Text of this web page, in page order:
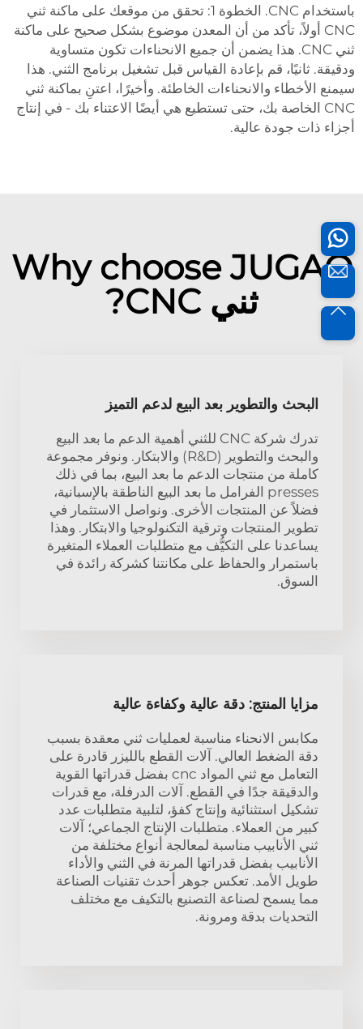
باستخدام CNC. الخطوة 1: تحقق من موقعك على ماكنة ثني
CNC أولاً، تأكد من أن المعدن موضوع بشكل صحيح على ماكنة
ثني CNC. هذا يضمن أن جميع الانحناءات تكون متساوية
ودقيقة. ثانيًا، قم بإعادة القياس قبل تشغيل برنامج الثني. هذا
سيمنع الأخطاء والانحناءات الخاطئة. وأخيرًا، اعتنِ بماكنة ثني
CNC الخاصة بك، حتى تستطيع هي أيضًا الاعتناء بك - في إنتاج
أجزاء ذات جودة عالية.
Why choose JUGAO
ثني CNC?
البحث والتطوير بعد البيع لدعم التميز
تدرك شركة CNC للثني أهمية الدعم ما بعد البيع
والبحث والتطوير (R&D) والابتكار. ونوفر مجموعة
كاملة من منتجات الدعم ما بعد البيع، بما في ذلك
presses الفرامل ما بعد البيع الناطقة بالإسبانية،
فضلاً عن المنتجات الأخرى. ونواصل الاستثمار في
تطوير المنتجات وترقية التكنولوجيا والابتكار. وهذا
يساعدنا على التكيُّف مع متطلبات العملاء المتغيرة
باستمرار والحفاظ على مكانتنا كشركة رائدة في
السوق.
مزايا المنتج: دقة عالية وكفاءة عالية
مكابس الانحناء مناسبة لعمليات ثني معقدة بسبب
دقة الضغط العالي. آلات القطع بالليزر قادرة على
التعامل مع ثني المواد cnc بفضل قدراتها القوية
والدقيقة جدًا في القطع. آلات الدرفلة، مع قدرات
تشكيل استثنائية وإنتاج كفؤ، لتلبية متطلبات عدد
كبير من العملاء. متطلبات الإنتاج الجماعي؛ آلات
ثني الأنابيب مناسبة لمعالجة أنواع مختلفة من
الأنابيب بفضل قدراتها المرنة في الثني والأداء
طويل الأمد. تعكس جوهر أحدث تقنيات الصناعة
مما يسمح لصناعة التصنيع بالتكيف مع مختلف
التحديات بدقة ومرونة.